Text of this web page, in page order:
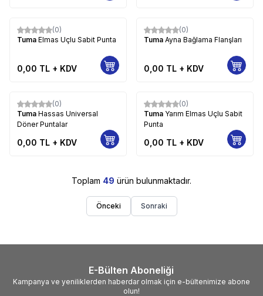
(0)
Tuma Elmas Uçlu Sabit Punta
0,00 TL + KDV
(0)
Tuma Ayna Bağlama Flanşları
0,00 TL + KDV
(0)
Tuma Hassas Universal
Döner Puntalar
0,00 TL + KDV
(0)
Tuma Yarım Elmas Uçlu Sabit
Punta
0,00 TL + KDV
Toplam 49 ürün bulunmaktadır.
Önceki Sonraki
E-Bülten Aboneliği
Kampanya ve yeniliklerden haberdar olmak için e-bültenimize abone
olun!